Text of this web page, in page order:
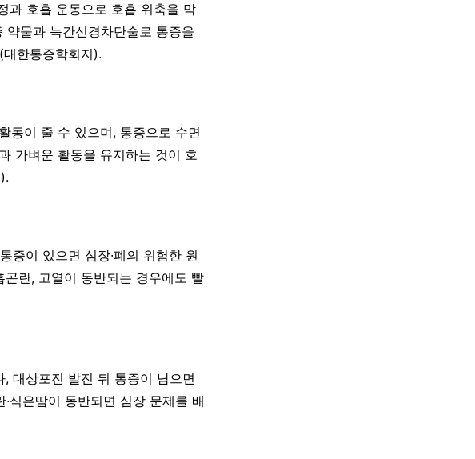
과 호흡 운동으로 호흡 위축을 막
물과 늑간신경차단술로 통증을
한통증학회지).
동이 줄 수 있으며, 통증으로 수면
가벼운 활동을 유지하는 것이 호
증이 있으면 심장·폐의 위험한 원
란, 고열이 동반되는 경우에도 빨
, 대상포진 발진 뒤 통증이 남으면
식은땀이 동반되면 심장 문제를 배